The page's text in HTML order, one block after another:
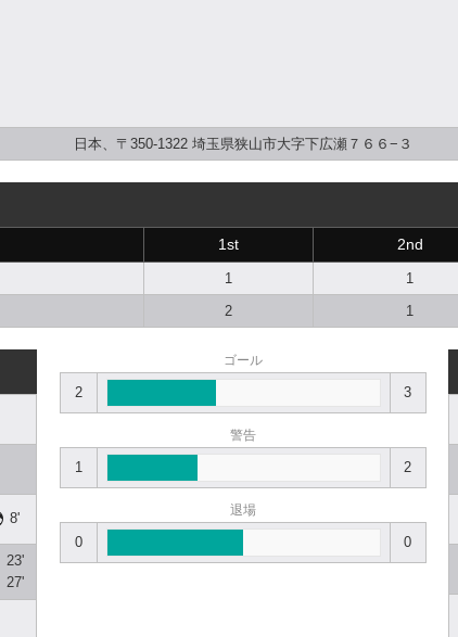
日本、〒350-1322 埼玉県狭山市大字下広瀬７６６−３
1st 2nd
1 1
2
1
8'
23'
27'
ゴール
2 3
警告
1 2
退場
0 0